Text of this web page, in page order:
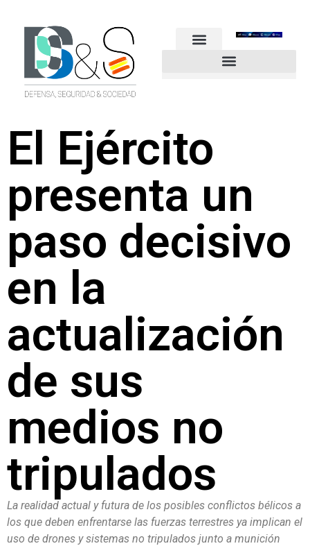
El Ejército
presenta un
paso decisivo
en la
actualización
de sus
medios no
tripulados
La realidad actual y futura de los posibles conflictos bélicos a
los que deben enfrentarse las fuerzas terrestres ya implican el
uso de drones y sistemas no tripulados junto a munición